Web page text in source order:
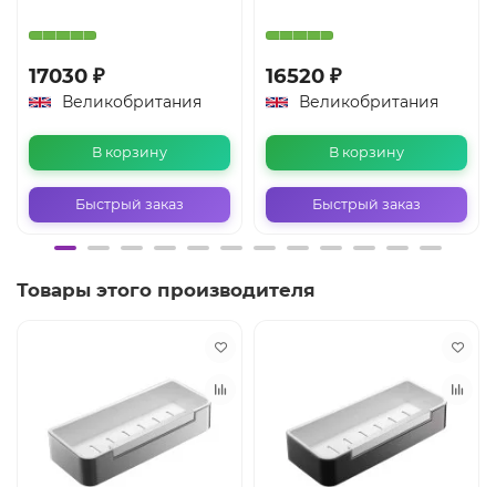
17030 ₽
Великобритания
В корзину
Быстрый заказ
16520 ₽
Великобритания
В корзину
Быстрый заказ
Товары этого производителя